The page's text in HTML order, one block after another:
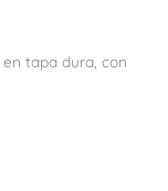
tapa dura, con